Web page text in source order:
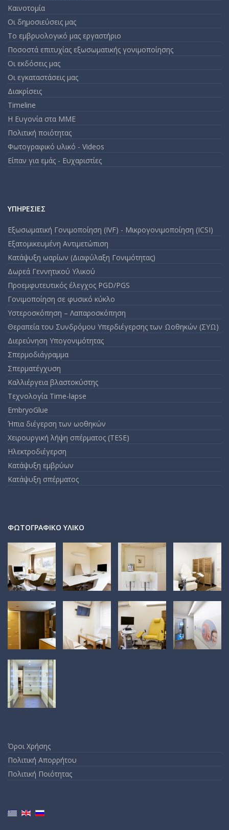
Καινοτομία
Οι δημοσιεύσεις μας
Το εμβρυολογικό μας εργαστήριο
Ποσοστά επιτυχίας εξωσωματικής γονιμοποίησης
Οι εκδόσεις μας
Οι εγκαταστάσεις μας
Διακρίσεις
Timeline
Η Ευγονία στα ΜΜΕ
Πολιτική ποιότητας
Φωτογραφικό υλικό - Videos
Είπαν για εμάς - Ευχαριστίες
ΥΠΗΡΕΣΊΕΣ
Εξωσωματική Γονιμοποίηση (IVF) - Μικρογονιμοποίηση (ICSI)
Εξατομικευμένη Αντιμετώπιση
Κατάψυξη ωαρίων (Διαφύλαξη Γονιμότητας)
Δωρεά Γεννητικού Υλικού
Προεμφυτευτικός έλεγχος PGD/PGS
Γονιμοποίηση σε φυσικό κύκλο
Υστεροσκόπηση – Λαπαροσκόπηση
Θεραπεία του Συνδρόμου Υπερδιέγερσης των Ωοθηκών (ΣΥΩ)
Διερεύνηση Υπογονιμότητας
Σπερμοδιάγραμμα
Σπερματέγχυση
Καλλιέργεια βλαστοκύστης
Τεχνολογία Time-lapse
EmbryoGlue
Ήπια διέγερση των ωοθηκών
Χειρουργική λήψη σπέρματος (TESE)
Ηλεκτροδιέγερση
Κατάψυξη εμβρύων
Κατάψυξη σπέρματος
ΦΩΤΟΓΡΑΦΙΚΌ ΥΛΙΚΌ
Όροι Χρήσης
Πολιτική Απορρήτου
Πολιτική Ποιότητας